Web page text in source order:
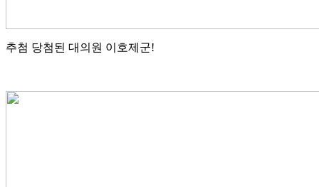
추첨 당첨된 대의원 이호제군!